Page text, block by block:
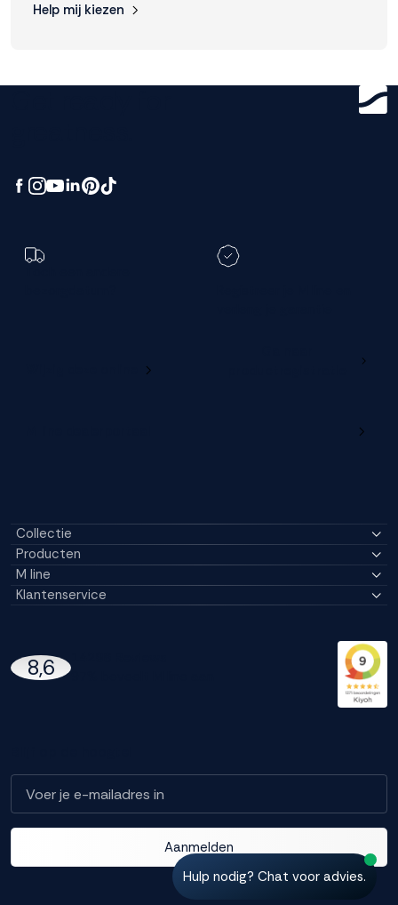
Hulp nodig? Chat voor advies.
Help mij kiezen
Collectie
Producten
M line
Klantenservice
8,6
Aanmelden